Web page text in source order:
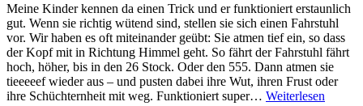
Meine Kinder kennen da einen Trick und er funktioniert erstaunlich
gut. Wenn sie richtig wütend sind, stellen sie sich einen Fahrstuhl
vor. Wir haben es oft miteinander geübt: Sie atmen tief ein, so dass
der Kopf mit in Richtung Himmel geht. So fährt der Fahrstuhl fährt
hoch, höher, bis in den 26 Stock. Oder den 555. Dann atmen sie
tieeeeef wieder aus – und pusten dabei ihre Wut, ihren Frust oder
ihre Schüchternheit mit weg. Funktioniert super… Weiterlesen